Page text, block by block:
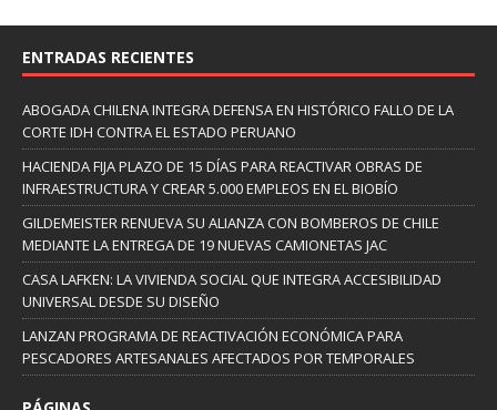
ENTRADAS RECIENTES
ABOGADA CHILENA INTEGRA DEFENSA EN HISTÓRICO FALLO DE LA
CORTE IDH CONTRA EL ESTADO PERUANO
HACIENDA FIJA PLAZO DE 15 DÍAS PARA REACTIVAR OBRAS DE
INFRAESTRUCTURA Y CREAR 5.000 EMPLEOS EN EL BIOBÍO
GILDEMEISTER RENUEVA SU ALIANZA CON BOMBEROS DE CHILE
MEDIANTE LA ENTREGA DE 19 NUEVAS CAMIONETAS JAC
CASA LAFKEN: LA VIVIENDA SOCIAL QUE INTEGRA ACCESIBILIDAD
UNIVERSAL DESDE SU DISEÑO
LANZAN PROGRAMA DE REACTIVACIÓN ECONÓMICA PARA
PESCADORES ARTESANALES AFECTADOS POR TEMPORALES